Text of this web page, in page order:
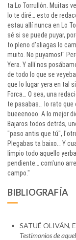
ta Lo Torrullón. Muitas
lo te diré… esto de
estau allí nunca en Lo
sé si se puede puyar,
to pleno d'aliagas lo
muito. No puyamos!"
Yera. Y allí nos
de todo lo que se
que lo lugar yera en tal
Forca… O sea, una
te pasabas… lo rato que
bueeenooo. A lo mejor
Bajaros todos detrás,
"paso antis que tú",
Plegabas ta baixo… Y
limpio todo aquello
pendiente… com'uno
campo."
BIBLIOGRAFÍA
SATUÉ OLIVÁN,
Testimonios de